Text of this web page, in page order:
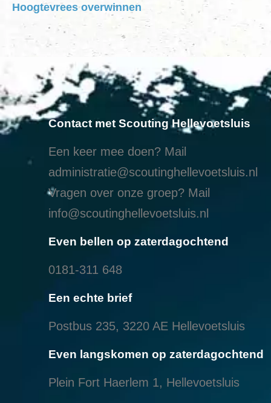
Hoogtevrees overwinnen
Contact met Scouting Hellevoetsluis
Een keer mee doen? Mail
administratie@scoutinghellevoetsluis.nl
Vragen over onze groep? Mail
info@scoutinghellevoetsluis.nl
Even bellen op zaterdagochtend
0181-311 648
Een echte brief
Postbus 235, 3220 AE Hellevoetsluis
Even langskomen op zaterdagochtend
Plein Fort Haerlem 1, Hellevoetsluis